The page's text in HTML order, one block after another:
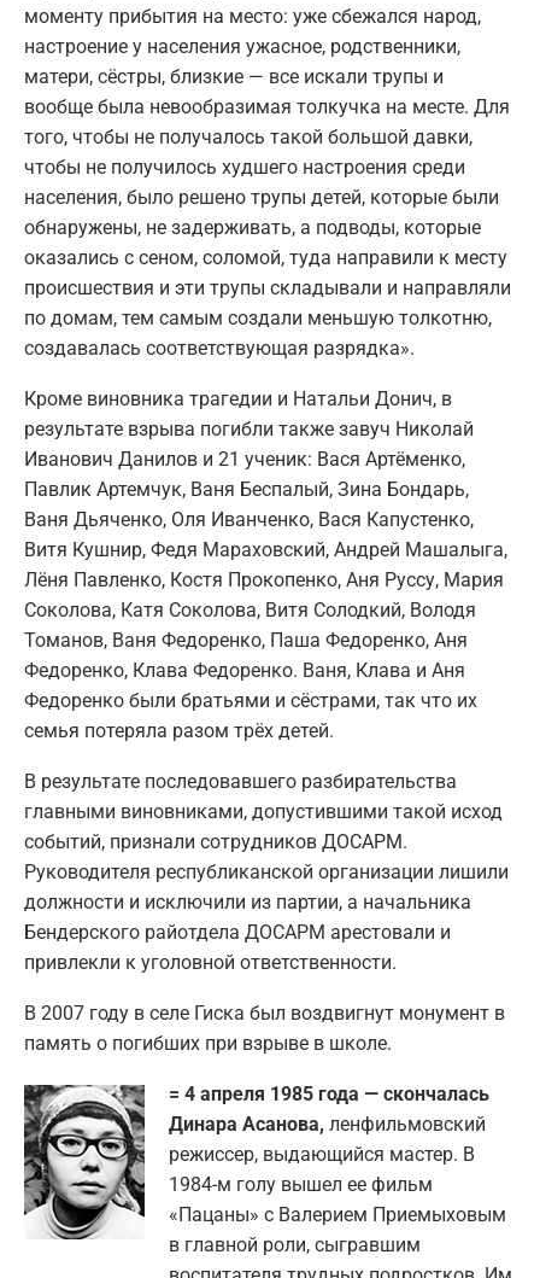
моменту прибытия на место: уже сбежался народ,
настроение у населения ужасное, родственники,
матери, сёстры, близкие — все искали трупы и
вообще была невообразимая толкучка на месте. Для
того, чтобы не получалось такой большой давки,
чтобы не получилось худшего настроения среди
населения, было решено трупы детей, которые были
обнаружены, не задерживать, а подводы, которые
оказались с сеном, соломой, туда направили к месту
происшествия и эти трупы складывали и направляли
по домам, тем самым создали меньшую толкотню,
создавалась соответствующая разрядка».
Кроме виновника трагедии и Натальи Донич, в
результате взрыва погибли также завуч Николай
Иванович Данилов и 21 ученик: Вася Артёменко,
Павлик Артемчук, Ваня Беспалый, Зина Бондарь,
Ваня Дьяченко, Оля Иванченко, Вася Капустенко,
Витя Кушнир, Федя Мараховский, Андрей Машалыга,
Лёня Павленко, Костя Прокопенко, Аня Руссу, Мария
Соколова, Катя Соколова, Витя Солодкий, Володя
Томанов, Ваня Федоренко, Паша Федоренко, Аня
Федоренко, Клава Федоренко. Ваня, Клава и Аня
Федоренко были братьями и сёстрами, так что их
семья потеряла разом трёх детей.
В результате последовавшего разбирательства
главными виновниками, допустившими такой исход
событий, признали сотрудников ДОСАРМ.
Руководителя республиканской организации лишили
должности и исключили из партии, а начальника
Бендерского райотдела ДОСАРМ арестовали и
привлекли к уголовной ответственности.
В 2007 году в селе Гиска был воздвигнут монумент в
память о погибших при взрыве в школе.
= 4 апреля 1985 года — скончалась
Динара Асанова, ленфильмовский
режиссер, выдающийся мастер. В
1984-м голу вышел ее фильм
«Пацаны» с Валерием Приемыховым
в главной роли, сыгравшим